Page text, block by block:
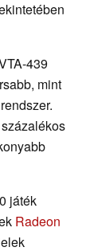
439
mint
játék
Radeon